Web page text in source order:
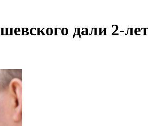
дали 2-